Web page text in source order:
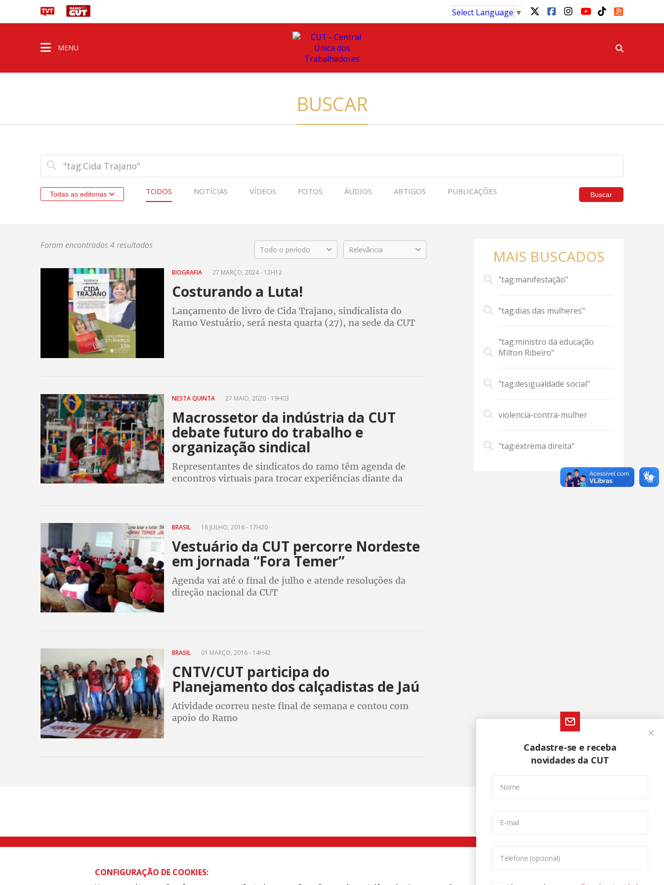
Select Language ▼
MENU
BUSCAR
Todas as editorias TODOS NOTÍCIAS VÍDEOS FOTOS ÁUDIOS ARTIGOS PUBLICAÇÕES Buscar
Foram encontrados 4 resultados Todo o período Relevância
BIOGRAFIA 27 MARÇO, 2024 - 12H12
Costurando a Luta!
Lançamento de livro de Cida Trajano, sindicalista do
Ramo Vestuário, será nesta quarta (27), na sede da CUT
NESTA QUINTA 27 MAIO, 2020 - 19H03
Macrossetor da indústria da CUT
debate futuro do trabalho e
organização sindical
Representantes de sindicatos do ramo têm agenda de
encontros virtuais para trocar experiências diante da
BRASIL 18 JULHO, 2016 - 17H20
Vestuário da CUT percorre Nordeste
em jornada “Fora Temer”
Agenda vai até o final de julho e atende resoluções da
direção nacional da CUT
BRASIL 01 MARÇO, 2016 - 14H42
CNTV/CUT participa do
Planejamento dos calçadistas de Jaú
Atividade ocorreu neste final de semana e contou com
apoio do Ramo
MAIS BUSCADOS
"tag:manifestação"
"tag:dias das mulheres"
"tag:ministro da educação
Milton Ribeiro"
"tag:desigualdade social"
violencia-contra-mulher
"tag:extrema direita"
Cadastre-se e receba
novidades da CUT
Nome
E-mail
Telefone (opcional)
Rua Caetano Pinto nº 575 CEP 03041-000 Brás, São Paulo/SP | Telefone (11) 2108 9200 - Fax (11) 2108 9310
CONFIGURAÇÃO DE COOKIES: